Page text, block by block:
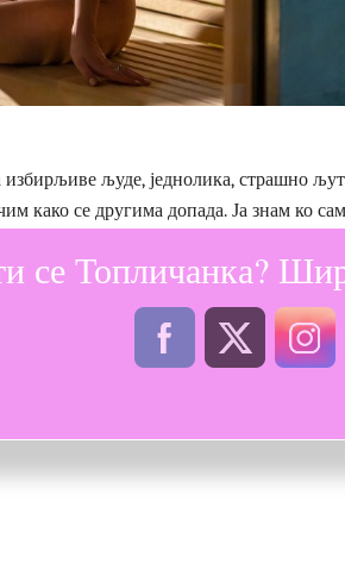
избирљиве људе, једнолика, страшно
како се другима допада. Ја знам ко
се Топличанка?